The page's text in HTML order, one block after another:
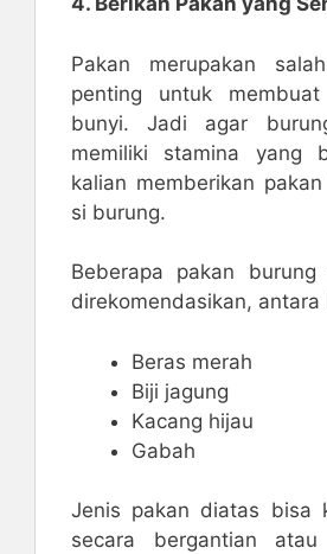
Pakan merupakan
penting untuk
bunyi. Jadi agar
memiliki stamina yang
kalian memberikan
si burung.
Beberapa pakan burung
direkomendasikan, antara
Beras merah
Biji jagung
Kacang hijau
Gabah
Jenis pakan diatas bisa
secara bergantian atau